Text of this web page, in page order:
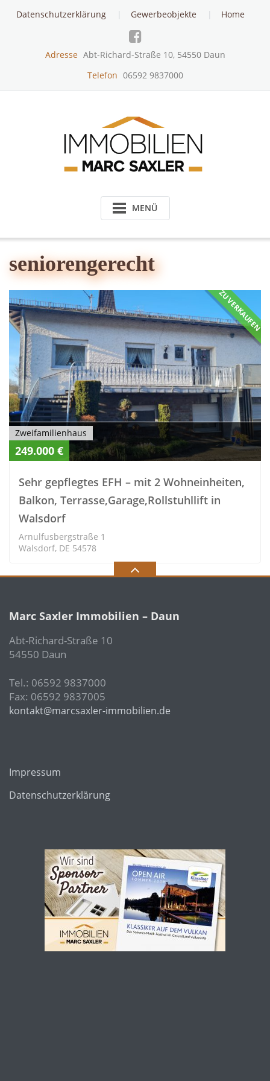
Datenschutzerklärung Gewerbeobjekte Home
Adresse Abt-Richard-Straße 10, 54550 Daun
Telefon 06592 9837000
MENÜ
seniorengerecht
ZU VERKAUFEN
Zweifamilienhaus
249.000 €
Sehr gepflegtes EFH – mit 2 Wohneinheiten,
Balkon, Terrasse,Garage,Rollstuhllift in
Walsdorf
Arnulfusbergstraße 1
Walsdorf, DE 54578
Marc Saxler Immobilien – Daun
Abt-Richard-Straße 10
54550 Daun
Tel.: 06592 9837000
Fax: 06592 9837005
kontakt@marcsaxler-immobilien.de
Impressum
Datenschutzerklärung